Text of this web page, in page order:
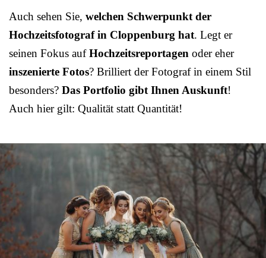
Auch sehen Sie, welchen Schwerpunkt der
Hochzeitsfotograf in Cloppenburg hat. Legt er
seinen Fokus aufHochzeitsreportagen oder eher
inszenierte Fotos? Brilliert der Fotograf in einem Stil
besonders? Das Portfolio gibt Ihnen Auskunft!
Auch hier gilt: Qualität statt Quantität!